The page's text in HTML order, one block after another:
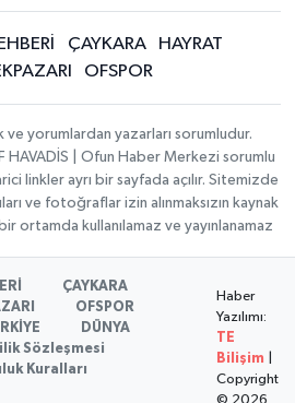
ÇAYKARA
HAYRAT
OFSPOR
ve yorumlardan yazarları sorumludur.
HAVADİS | Ofun Haber Merkezi sorumlu
linkler ayrı bir sayfada açılır. Sitemizde
ve fotoğraflar izin alınmaksızın kaynak
ortamda kullanılamaz ve yayınlanamaz
ÇAYKARA
OFSPOR
DÜNYA
Sözleşmesi
Kuralları
Haber
Yazılımı:
TE
Bilişim
Copyright